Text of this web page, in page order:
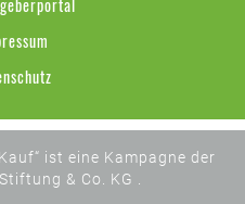
ist eine Kampagne der
& Co. KG .